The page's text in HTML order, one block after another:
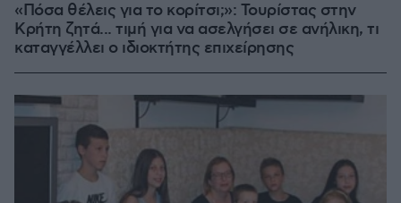
«Πόσα θέλεις για το κορίτσι;»: Τουρίστας στην
Κρήτη ζητά... τιμή για να ασελγήσει σε ανήλικη, τι
καταγγέλλει ο ιδιοκτήτης επιχείρησης